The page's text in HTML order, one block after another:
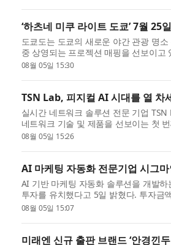
‘하츠네 미쿠 라이트 도쿄’ 7월 25
도쿄도는 도쿄의 새로운 야간 관광 명
중 상영되는 프로젝션 매핑을 선보이
하는...
08월 05일 15:30
TSN Lab, 피지컬 AI 시대를 열 차
실시간 네트워크 솔루션 전문 기업
네트워크 기술 및 제품을 선보이는 첫
인...
08월 05일 15:26
AI 마케팅 자동화 전문기업 시그
AI 기반 마케팅 자동화 솔루션을 개발
투자를 유치했다고 5일 밝혔다. 투자금
고...
08월 05일 15:07
미래엔 신규 출판 브랜드 ‘안경낀